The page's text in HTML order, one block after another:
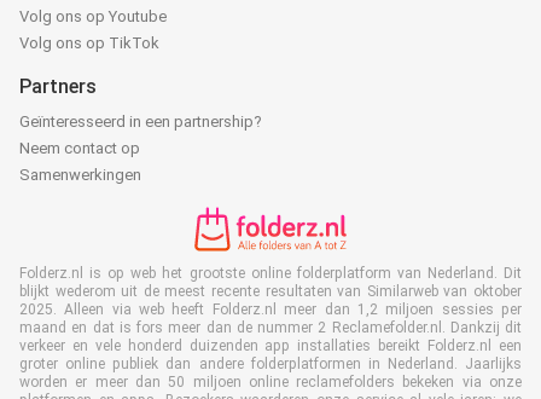
Volg ons op Youtube
Volg ons op TikTok
Partners
Geïnteresseerd in een partnership?
Neem contact op
Samenwerkingen
Folderz.nl is op web het grootste online folderplatform van Nederland. Dit
blijkt wederom uit de meest recente resultaten van Similarweb van oktober
2025. Alleen via web heeft Folderz.nl meer dan 1,2 miljoen sessies per
maand en dat is fors meer dan de nummer 2 Reclamefolder.nl. Dankzij dit
verkeer en vele honderd duizenden app installaties bereikt Folderz.nl een
groter online publiek dan andere folderplatformen in Nederland. Jaarlijks
worden er meer dan 50 miljoen online reclamefolders bekeken via onze